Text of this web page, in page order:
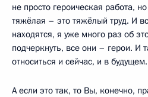
не просто героическая работа,
тяжёлая – это тяжёлый труд. И
находятся, я уже много раз об
подчеркнуть, все они – герои. И
относиться и сейчас, и в будущем.
А если это так, то Вы, конечно,